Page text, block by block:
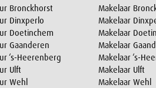
Bronckhorst
Dinxperlo
Doetinchem
Gaanderen
‘s-Heerenberg
Ulft
Wehl
Makelaar
Makelaar
Makelaar
Makelaar
Makelaar ‘s-
Makelaar Ulft
Makelaar Wehl